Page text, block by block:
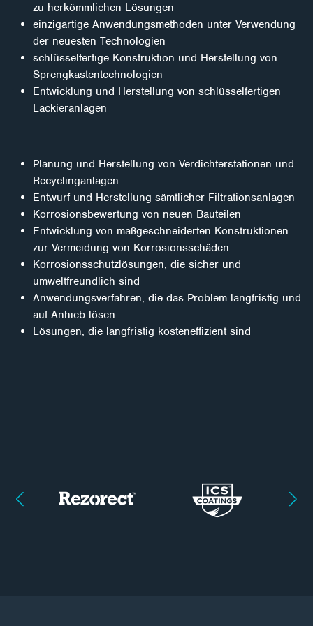
zu herkömmlichen Lösungen
einzigartige Anwendungsmethoden unter Verwendung
der neuesten Technologien
schlüsselfertige Konstruktion und Herstellung von
Sprengkastentechnologien
Entwicklung und Herstellung von schlüsselfertigen
Lackieranlagen
Planung und Herstellung von Verdichterstationen und
Recyclinganlagen
Entwurf und Herstellung sämtlicher Filtrationsanlagen
Korrosionsbewertung von neuen Bauteilen
Entwicklung von maßgeschneiderten Konstruktionen
zur Vermeidung von Korrosionsschäden
Korrosionsschutzlösungen, die sicher und
umweltfreundlich sind
Anwendungsverfahren, die das Problem langfristig und
auf Anhieb lösen
Lösungen, die langfristig kosteneffizient sind